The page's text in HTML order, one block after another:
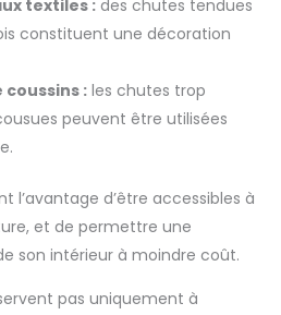
textiles :des chutes tendues
constituent une décoration
: les chutes trop
peuvent être utilisées
l’avantage d’être accessibles à
et de permettre une
son intérieur à moindre coût.
pas uniquement à